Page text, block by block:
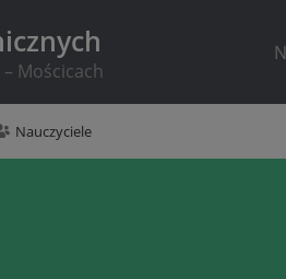
Mościcach
Nauczyciele